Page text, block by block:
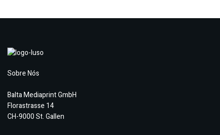
Sobre Nós
Balta Mediaprint GmbH
Florastrasse 14
CH-9000 St. Gallen